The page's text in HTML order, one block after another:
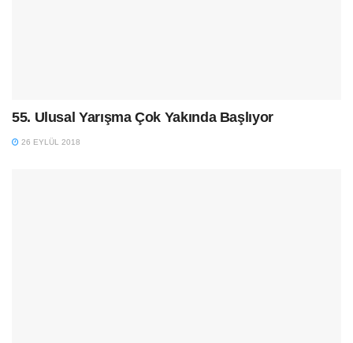
55. Ulusal Yarışma Çok Yakında Başlıyor
26 EYLÜL 2018